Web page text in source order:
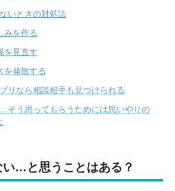
いときの対処法
みを作る
を見直す
を発散する
リなら相談相手も見つけられる
そう思ってもらうためには思いやりの
い…と思うことはある？